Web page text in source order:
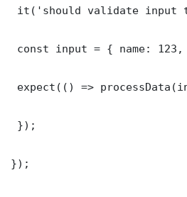
it('should validate input
const input = { name:
expect(() =>
});
});